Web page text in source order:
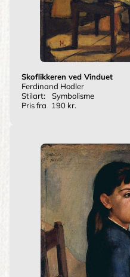
Skoflikkeren ved Vinduet
Ferdinand Hodler
Stilart:
Symbolisme
Pris fra
190 kr.